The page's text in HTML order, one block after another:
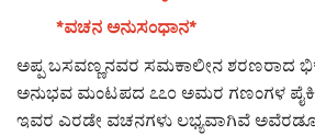
ಸಂಪಾದಕೀಯ
ಕವನ
*ವಚನ ಅನುಸಂಧಾನ*
ಅಪ್ಪ ಬಸವಣ್ಣನವರ ಸಮಕಾಲೀನ ಶರಣರಾದ
ಅನುಭವ ಮಂಟಪದ ೭೭೦ ಅಮರ ಗಣಂಗಳ ಪೈಕಿ
ಇವರ ಎರಡೇ ವಚನಗಳು ಲಭ್ಯವಾಗಿವೆ